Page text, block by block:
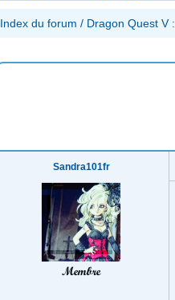
Index du forum / Dragon Quest V
Sandra101fr
Membre